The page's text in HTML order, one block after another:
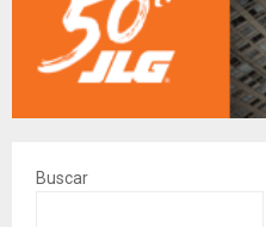
Buscar